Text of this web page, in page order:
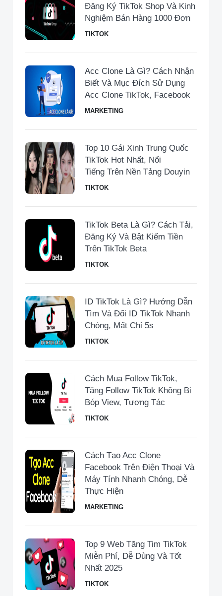
Đăng Ký TikTok Shop Và Kinh
Nghiệm Bán Hàng 1000 Đơn
TIKTOK
Acc Clone Là Gì? Cách Nhận
Biết Và Mục Đích Sử Dụng
Acc Clone TikTok, Facebook
MARKETING
Top 10 Gái Xinh Trung Quốc
TikTok Hot Nhất, Nổi
Tiếng Trên Nền Tảng Douyin
TIKTOK
TikTok Beta Là Gì? Cách Tải,
Đăng Ký Và Bật Kiếm Tiền
Trên TikTok Beta
TIKTOK
ID TikTok Là Gì? Hướng Dẫn
Tìm Và Đổi ID TikTok Nhanh
Chóng, Mất Chỉ 5s
TIKTOK
Cách Mua Follow TikTok,
Tăng Follow TikTok Không Bị
Bóp View, Tương Tác
TIKTOK
Cách Tạo Acc Clone
Facebook Trên Điện Thoại Và
Máy Tính Nhanh Chóng, Dễ
Thực Hiện
MARKETING
Top 9 Web Tăng Tim TikTok
Miễn Phí, Dễ Dùng Và Tốt
Nhất 2025
TIKTOK